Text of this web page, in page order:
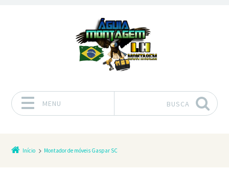
MENU BUSCA
Início Montador de móveis Gaspar SC